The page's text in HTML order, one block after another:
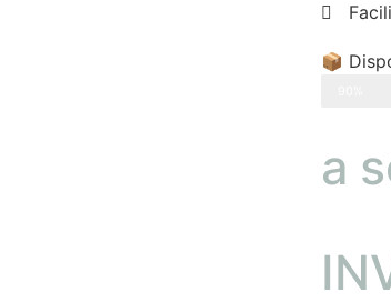
📦
a